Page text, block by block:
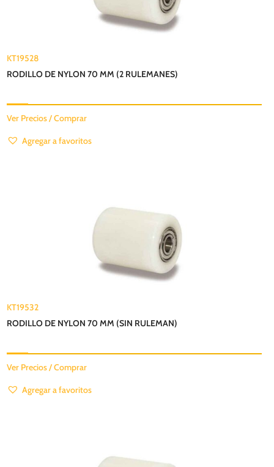
KT19528
RODILLO DE NYLON 70 MM (2 RULEMANES)
Ver Precios / Comprar
Agregar a favoritos
KT19532
RODILLO DE NYLON 70 MM (SIN RULEMAN)
Ver Precios / Comprar
Agregar a favoritos